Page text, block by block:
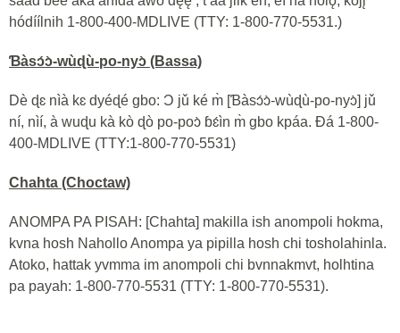
hódíílnih 1-800-400-MDLIVE (TTY: 1-800-770-5531.)
Ɓàsɔ́ɔ̀-wùɖù-po-nyɔ̀ (Bassa)
Dè ɖɛ nìà kɛ dyéɖé gbo: Ɔ jǔ ké m̀ [Ɓàsɔ́ɔ̀-wùɖù-po-nyɔ̀] jǔ
ní, nìí, à wuɖu kà kò ɖò po-poɔ̀ ɓɛ́ìn m̀ gbo kpáa. Ɖá 1-800-
400-MDLIVE (TTY:1-800-770-5531)
Chahta (Choctaw)
ANOMPA PA PISAH: [Chahta] makilla ish anompoli hokma,
kvna hosh Nahollo Anompa ya pipilla hosh chi tosholahinla.
Atoko, hattak yvmma im anompoli chi bvnnakmvt, holhtina
pa payah: 1-800-770-5531 (TTY: 1-800-770-5531).